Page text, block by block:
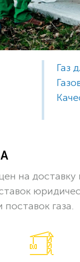
Газ
на
газа.